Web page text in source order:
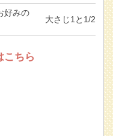
好みの
大さじ1と1/2
こちら